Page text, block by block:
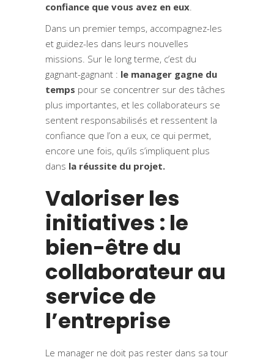
confiance que vous avez en eux.
Dans un premier temps, accompagnez-les
et guidez-les dans leurs nouvelles
missions. Sur le long terme, c’est du
gagnant-gagnant : le manager gagne du
temps pour se concentrer sur des tâches
plus importantes, et les collaborateurs se
sentent responsabilisés et ressentent la
confiance que l’on a eux, ce qui permet,
encore une fois, qu’ils s’impliquent plus
dans la réussite du projet.
Valoriser les
initiatives : le
bien-être du
collaborateur au
service de
l’entreprise
Le manager ne doit pas rester dans sa tour